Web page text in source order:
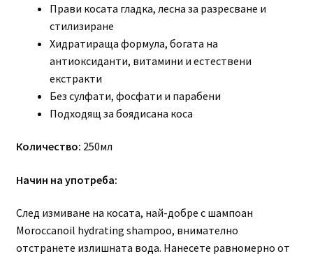
Прави косата гладка, лесна за разресване и
стилизиране
Хидратираща формула, богата на
антиоксиданти, витамини и естествени
екстракти
Без сулфати, фосфати и парабени
Подходящ за боядисана коса
Количество: 250мл
Начин на употреба:
След измиване на косата, най-добре с шампоан
Moroccanoil hydrating shampoo, внимателно
отстранете излишната вода. Нанесете равномерно от